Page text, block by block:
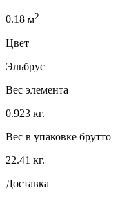
0.18 м2
Цвет
Эльбрус
Вес элемента
0.923 кг.
Вес в упаковке брутто
22.41 кг.
Доставка